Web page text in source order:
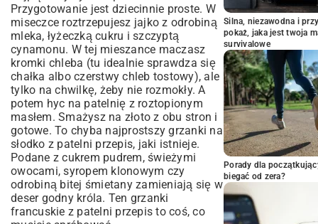
Przygotowanie jest dziecinnie proste. W
miseczce roztrzepujesz jajko z odrobiną
mleka, łyżeczką cukru i szczyptą
cynamonu. W tej mieszance maczasz
kromki chleba (tu idealnie sprawdza się
chałka albo czerstwy chleb tostowy), ale
tylko na chwilkę, żeby nie rozmokły. A
potem hyc na patelnię z roztopionym
masłem. Smażysz na złoto z obu stron i
gotowe. To chyba najprostszy grzanki na
słodko z patelni przepis, jaki istnieje.
Podane z cukrem pudrem, świeżymi
owocami, syropem klonowym czy
odrobiną bitej śmietany zamieniają się w
deser godny króla. Ten grzanki
francuskie z patelni przepis to coś, co
Silna, niezawodna i
pokaż, jaka jest twoja
survivalowe
Porady dla
biegać od zera?